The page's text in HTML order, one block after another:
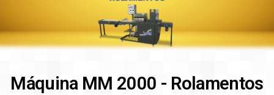
Máquina MM 2000 - Rolamentos